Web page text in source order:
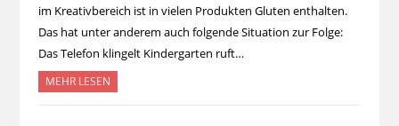
im Kreativbereich ist in vielen Produkten Gluten enthalten.
Das hat unter anderem auch folgende Situation zur Folge:
Das Telefon klingelt Kindergarten ruft…
MEHR LESEN